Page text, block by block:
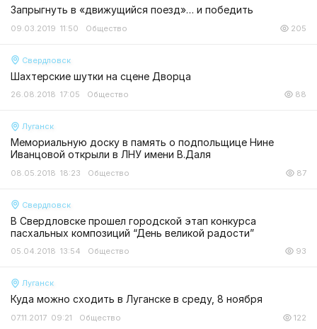
Запрыгнуть в «движущийся поезд»… и победить
09.03.2019 11:50 Общество 205
Свердловск
Шахтерские шутки на сцене Дворца
26.08.2018 17:05 Общество 88
Луганск
Мемориальную доску в память о подпольщице Нине
Иванцовой открыли в ЛНУ имени В.Даля
08.05.2018 18:23 Общество 87
Свердловск
В Свердловске прошел городской этап конкурса
пасхальных композиций “День великой радости”
05.04.2018 13:54 Общество 93
Луганск
Куда можно сходить в Луганске в среду, 8 ноября
07.11.2017 09:21 Общество 122